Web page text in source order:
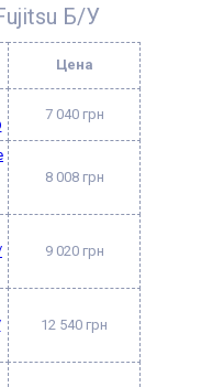
Б/У
Цена
7 040 грн
8 008 грн
9 020 грн
12 540 грн